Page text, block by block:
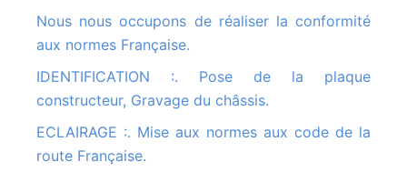
Nous nous occupons de réaliser la conformité
aux normes Française.
IDENTIFICATION :. Pose de la plaque
constructeur, Gravage du châssis.
ECLAIRAGE :. Mise aux normes aux code de la
route Française.